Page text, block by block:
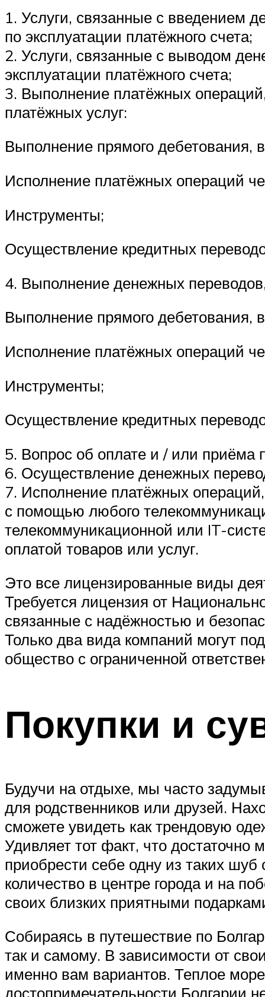
1. Услуги, связанные с введением
по эксплуатации платёжного счета;
2. Услуги, связанные с выводом
эксплуатации платёжного счета;
3. Выполнение платёжных
платёжных услуг:
Выполнение прямого дебетования,
Исполнение платёжных операций
Инструменты;
Осуществление кредитных
4. Выполнение денежных
Выполнение прямого дебетования,
Исполнение платёжных операций
Инструменты;
Осуществление кредитных
5. Вопрос об оплате и / или приёма
6. Осуществление денежных
7. Исполнение платёжных
с помощью любого
телекоммуникационной или IT-
оплатой товаров или услуг.
Это все лицензированные виды
Требуется лицензия от
связанные с надёжностью и
Только два вида компаний могут
общество с ограниченной
Покупки и
Будучи на отдыхе, мы часто
для родственников или друзей.
сможете увидеть как трендовую
Удивляет тот факт, что
приобрести себе одну из таких
количество в центре города и на
своих близких приятными
Собираясь в путешествие по
так и самому. В зависимости от
именно вам вариантов. Теплое
достопримечательности Болгарии